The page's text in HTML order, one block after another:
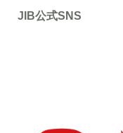
JIB公式SNS